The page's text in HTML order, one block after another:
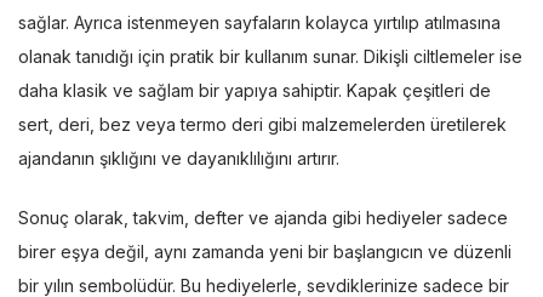
sağlar. Ayrıca istenmeyen sayfaların kolayca yırtılıp atılmasına
olanak tanıdığı için pratik bir kullanım sunar. Dikişli ciltlemeler ise
daha klasik ve sağlam bir yapıya sahiptir. Kapak çeşitleri de
sert, deri, bez veya termo deri gibi malzemelerden üretilerek
ajandanın şıklığını ve dayanıklılığını artırır.
Sonuç olarak, takvim, defter ve ajanda gibi hediyeler sadece
birer eşya değil, aynı zamanda yeni bir başlangıcın ve düzenli
bir yılın sembolüdür. Bu hediyelerle, sevdiklerinize sadece bir